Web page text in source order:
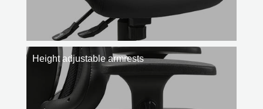
Height adjustable armrests